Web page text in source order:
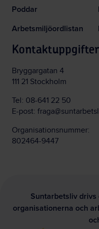
Poddar
Arbetsmiljöordlistan
Kontaktuppgifter
Bryggargatan 4
111 21 Stockholm
Tel: 08-641 22 50
E-post:
Organisationsnummer:
802464-9447
Suntarbetsliv
organisationerna och